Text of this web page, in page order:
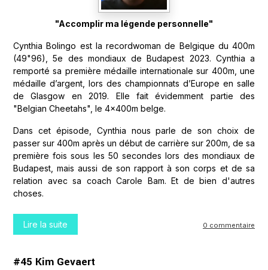
"Accomplir ma légende personnelle"
Cynthia Bolingo est la recordwoman de Belgique du 400m
(49"96), 5e des mondiaux de Budapest 2023. Cynthia a
remporté sa première médaille internationale sur 400m, une
médaille d’argent, lors des championnats d’Europe en salle
de Glasgow en 2019. Elle fait évidemment partie des
"Belgian Cheetahs", le 4x400m belge.
Dans cet épisode, Cynthia nous parle de son choix de
passer sur 400m après un début de carrière sur 200m, de sa
première fois sous les 50 secondes lors des mondiaux de
Budapest, mais aussi de son rapport à son corps et de sa
relation avec sa coach Carole Bam. Et de bien d'autres
choses.
Lire la suite 0 commentaire
#45 Kim Gevaert